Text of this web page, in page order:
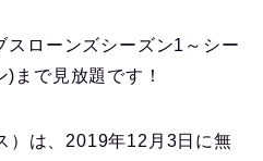
ローンズシーズン1～シー
まで見放題です！
）は、2019年12月3日に無